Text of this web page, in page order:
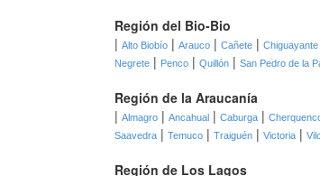
Región del Bio-Bio
| Alto Biobío | Arauco | Cañete | Chiguayante
Negrete | Penco | Quillón | San Pedro de la
Región de la Araucanía
| Almagro | Ancahual | Caburga |
Saavedra | Temuco | Traiguén | Victoria |
Región de Los Lagos